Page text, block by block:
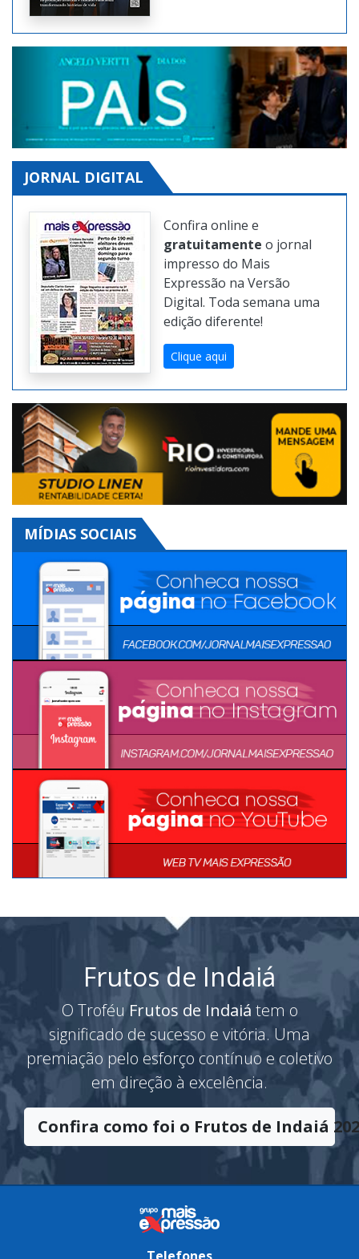
JORNAL DIGITAL
Confira online e
gratuitamente o jornal
impresso do Mais
Expressão na Versão
Digital. Toda semana uma
edição diferente!
Clique aqui
MÍDIAS SOCIAIS
Frutos de Indaiá
O TroféuFrutos de Indaiá tem o
significado de sucesso e vitória. Uma
premiação pelo esforço contínuo e coletivo
em direção à excelência.
Confira como foi o Frutos de Indaiá